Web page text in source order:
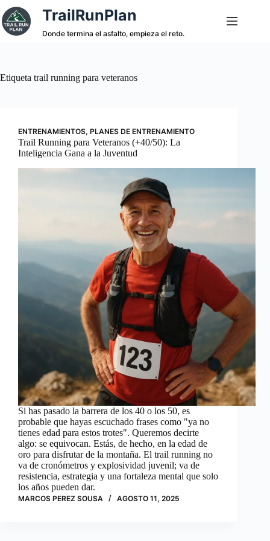
Saltar
al
contenido
TrailRunPlan
Donde termina el asfalto, empieza el reto.
Etiqueta trail running para veteranos
ENTRENAMIENTOS, PLANES DE ENTRENAMIENTO
Trail Running para Veteranos (+40/50): La
Inteligencia Gana a la Juventud
Si has pasado la barrera de los 40 o los 50, es
probable que hayas escuchado frases como "ya no
tienes edad para estos trotes". Queremos decirte
algo: se equivocan. Estás, de hecho, en la edad de
oro para disfrutar de la montaña. El trail running no
va de cronómetros y explosividad juvenil; va de
resistencia, estrategia y una fortaleza mental que solo
los años pueden dar.
MARCOS PEREZ SOUSA AGOSTO 11, 2025